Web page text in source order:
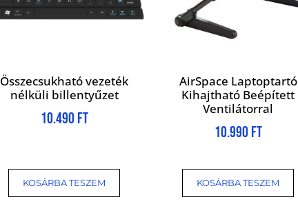
Összecsukható vezeték
nélküli billentyűzet
10.490 Ft
KOSÁRBA TESZEM
AirSpace Laptoptartó
Kihajtható Beépített
Ventilátorral
10.990 Ft
KOSÁRBA TESZEM